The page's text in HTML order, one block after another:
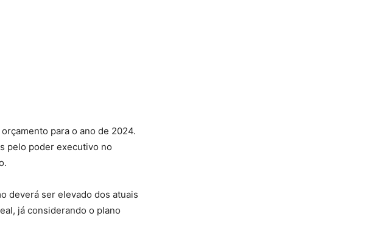
para o ano de 2024.
pelo poder executivo no
deverá ser elevado dos atuais
já considerando o plano